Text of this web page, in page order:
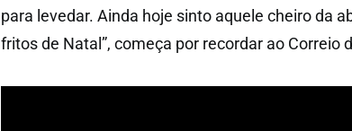
para levedar. Ainda hoje sinto aquele cheiro da
fritos de Natal”, começa por recordar ao Correio